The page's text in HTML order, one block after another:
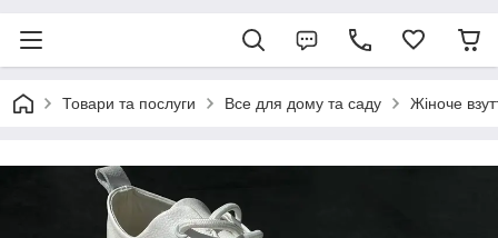
Товари та послуги Все для дому та саду Жіноче